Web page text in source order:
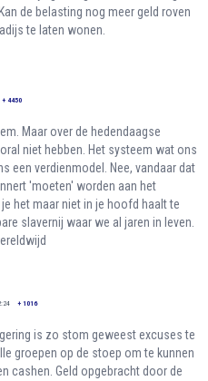
de belasting nog meer geld roven
te laten wonen.
+ 4450
Maar over de hedendaagse
niet hebben. Het systeem wat ons
een verdienmodel. Nee, vandaar dat
'moeten' worden aan het
het maar niet in je hoofd haalt te
slavernij waar we al jaren in leven.
+ 1016
is zo stom geweest excuses te
groepen op de stoep om te kunnen
cashen. Geld opgebracht door de